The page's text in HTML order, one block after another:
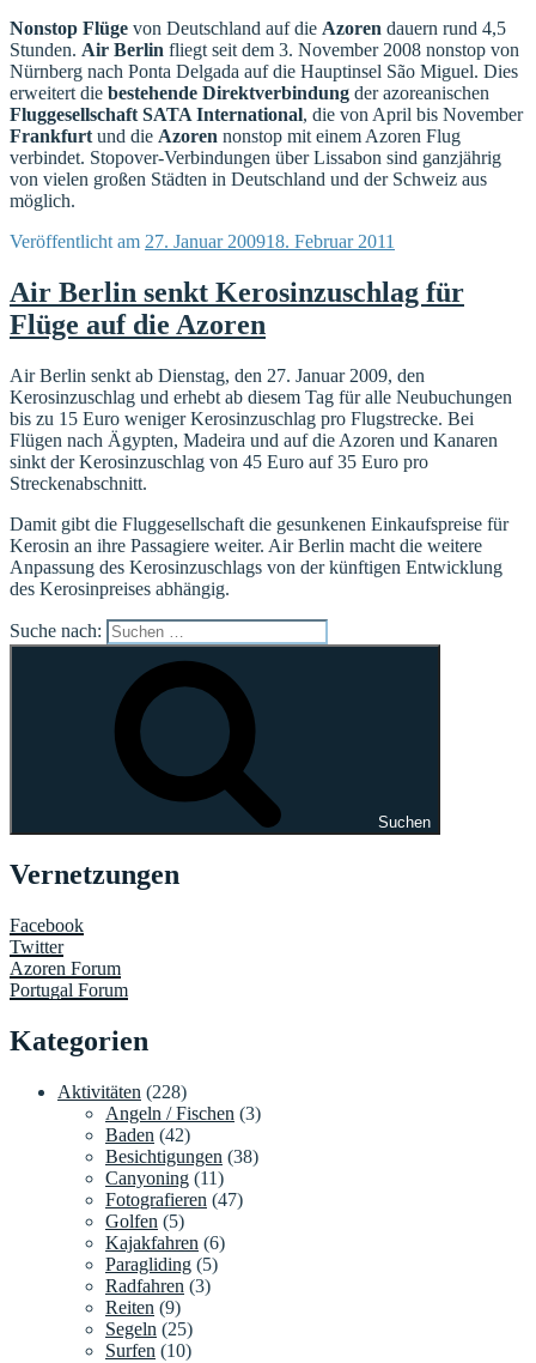
Nonstop Flüge von Deutschland auf die Azoren dauern rund 4,5
Stunden. Air Berlin fliegt seit dem 3. November 2008 nonstop von
Nürnberg nach Ponta Delgada auf die Hauptinsel São Miguel. Dies
erweitert die bestehende Direktverbindung der azoreanischen
Fluggesellschaft SATA International, die von April bis November
Frankfurt und die Azoren nonstop mit einem Azoren Flug
verbindet. Stopover-Verbindungen über Lissabon sind ganzjährig
von vielen großen Städten in Deutschland und der Schweiz aus
möglich.
Veröffentlicht am 27. Januar 200918. Februar 2011
Air Berlin senkt Kerosinzuschlag für
Flüge auf die Azoren
Air Berlin senkt ab Dienstag, den 27. Januar 2009, den
Kerosinzuschlag und erhebt ab diesem Tag für alle Neubuchungen
bis zu 15 Euro weniger Kerosinzuschlag pro Flugstrecke. Bei
Flügen nach Ägypten, Madeira und auf die Azoren und Kanaren
sinkt der Kerosinzuschlag von 45 Euro auf 35 Euro pro
Streckenabschnitt.
Damit gibt die Fluggesellschaft die gesunkenen Einkaufspreise für
Kerosin an ihre Passagiere weiter. Air Berlin macht die weitere
Anpassung des Kerosinzuschlags von der künftigen Entwicklung
des Kerosinpreises abhängig.
Suche nach:
Suchen
Vernetzungen
Facebook
Twitter
Azoren Forum
Portugal Forum
Kategorien
Aktivitäten (228)
Angeln / Fischen (3)
Baden (42)
Besichtigungen (38)
Canyoning (11)
Fotografieren (47)
Golfen (5)
Kajakfahren (6)
Paragliding (5)
Radfahren (3)
Reiten (9)
Segeln (25)
Surfen (10)